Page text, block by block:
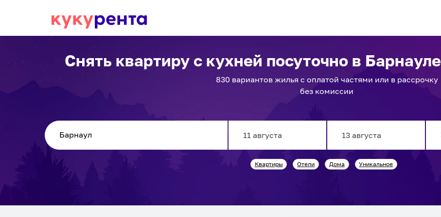
Снять квартиру с кухней посуточно в Барнауле
830 вариантовжилья с оплатой частями или в рассрочку
без комиссии
forward
backward
Квартиры Отели Дома Уникальное